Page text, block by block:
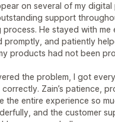
on several of my digital
support
He stayed with me
promptly, and patiently
products had not been
the problem, I got
Zain’s patience,
the entire experience so
and the customer